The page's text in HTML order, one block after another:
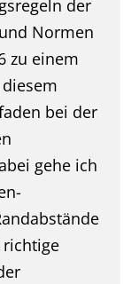
der
Normen
zu einem
bei der
gehe ich
richtige